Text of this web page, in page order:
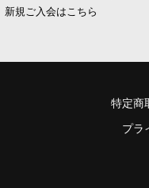
新規ご入会はこちら
特定商
プラ